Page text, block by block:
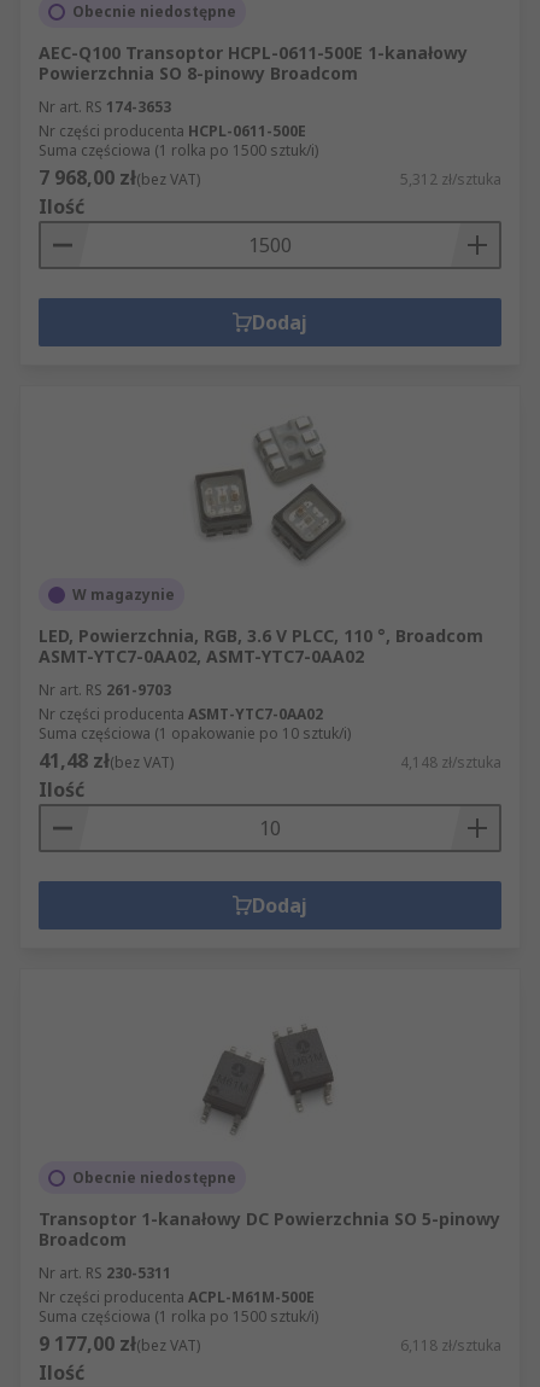
Obecnie niedostępne
AEC-Q100 Transoptor HCPL-0611-500E 1-kanałowy
Powierzchnia SO 8-pinowy Broadcom
Nr art. RS 174-3653
Nr części producenta HCPL-0611-500E
Suma częściowa (1 rolka po 1500 sztuk/i)
7 968,00 zł(bez VAT) 5,312 zł/sztuka
Ilość
Dodaj
W magazynie
LED, Powierzchnia, RGB, 3.6 V PLCC, 110 °, Broadcom
ASMT-YTC7-0AA02, ASMT-YTC7-0AA02
Nr art. RS 261-9703
Nr części producenta ASMT-YTC7-0AA02
Suma częściowa (1 opakowanie po 10 sztuk/i)
41,48 zł(bez VAT) 4,148 zł/sztuka
Ilość
Dodaj
Obecnie niedostępne
Transoptor 1-kanałowy DC Powierzchnia SO 5-pinowy
Broadcom
Nr art. RS 230-5311
Nr części producenta ACPL-M61M-500E
Suma częściowa (1 rolka po 1500 sztuk/i)
9 177,00 zł(bez VAT) 6,118 zł/sztuka
Ilość